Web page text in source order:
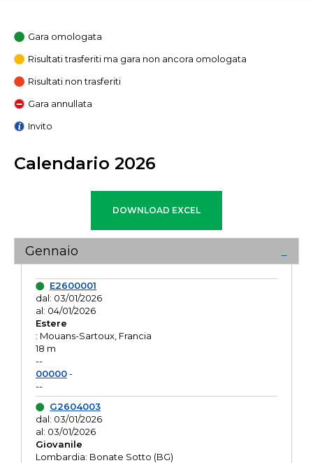
Gara omologata
Risultati trasferiti ma gara non ancora omologata
Risultati non trasferiti
Gara annullata
Invito
Calendario 2026
Gennaio
E2600001
dal: 03/01/2026
al: 04/01/2026
Estere
: Mouans-Sartoux, Francia
18 m
--
00000-
--
G2604003
dal: 03/01/2026
al: 03/01/2026
Giovanile
Lombardia: Bonate Sotto (BG)